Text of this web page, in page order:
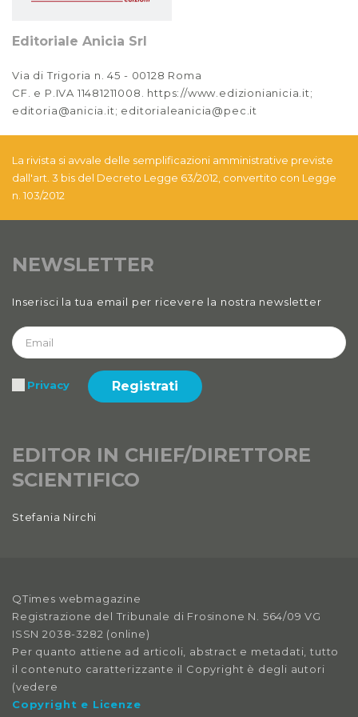
Anno XIII, Numero 1
2021
Anno XII, Numero 4
2020
2020 Numero 1 e 2
Anno XI, Numero 4
2019
Anno XI, Numero 3
Anno XI, Numero 2
2019
2019
Anno X, Numero 3
2018
Anno X, Numero 2
2018
Editoriale Anicia Srl
Via di Trigoria n. 45 - 00128 Roma
CF. e P.IVA 11481211008. https://www.edizionianicia.it;
editoria@anicia.it; editorialeanicia@pec.it
La rivista si avvale delle semplificazioni amministrative previste
dall'art. 3 bis del Decreto Legge 63/2012, convertito con Legge
n. 103/2012
NEWSLETTER
Inserisci la tua email per ricevere la nostra newsletter
Privacy Registrati
EDITOR IN CHIEF/DIRETTORE
SCIENTIFICO
Stefania Nirchi
QTimes webmagazine
Registrazione del Tribunale di Frosinone N. 564/09 VG
ISSN 2038-3282 (online)
Per quanto attiene ad articoli, abstract e metadati, tutto
il contenuto caratterizzante il Copyright è degli autori
(vedere
Copyright e Licenze